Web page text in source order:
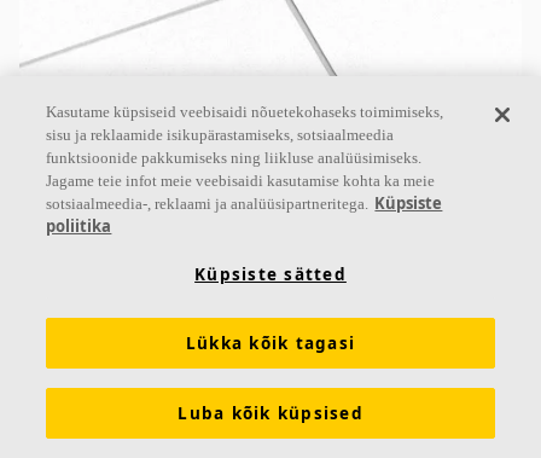
Ecophon Master™ B
Ecophon Master™ B on kinnitatatud servast servani
otse aluspinna külge, luues sileda välimusega lae.
Kaldus serv loob iga plaadi vahele kitsa soone.
Värvitud servad
Otse kinnitamiseks liimiga
Kasutame küpsiseid veebisaidi nõuetekohaseks toimimiseks,
sisu ja reklaamide isikupärastamiseks, sotsiaalmeedia
funktsioonide pakkumiseks ning liikluse analüüsimiseks.
Jagame teie infot meie veebisaidi kasutamise kohta ka meie
sotsiaalmeedia-, reklaami ja analüüsipartneritega. Küpsiste
poliitika
Küpsiste sätted
Lükka kõik tagasi
Luba kõik küpsised